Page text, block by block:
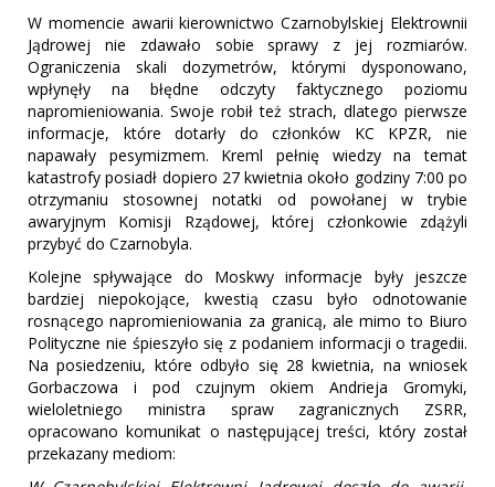
W momencie awarii kierownictwo Czarnobylskiej Elektrownii
Jądrowej nie zdawało sobie sprawy z jej rozmiarów.
Ograniczenia skali dozymetrów, którymi dysponowano,
wpłynęły na błędne odczyty faktycznego poziomu
napromieniowania. Swoje robił też strach, dlatego pierwsze
informacje, które dotarły do członków KC KPZR, nie
napawały pesymizmem. Kreml pełnię wiedzy na temat
katastrofy posiadł dopiero 27 kwietnia około godziny 7:00 po
otrzymaniu stosownej notatki od powołanej w trybie
awaryjnym Komisji Rządowej, której członkowie zdążyli
przybyć do Czarnobyla.
Kolejne spływające do Moskwy informacje były jeszcze
bardziej niepokojące, kwestią czasu było odnotowanie
rosnącego napromieniowania za granicą, ale mimo to Biuro
Polityczne nie śpieszyło się z podaniem informacji o tragedii.
Na posiedzeniu, które odbyło się 28 kwietnia, na wniosek
Gorbaczowa i pod czujnym okiem Andrieja Gromyki,
wieloletniego ministra spraw zagranicznych ZSRR,
opracowano komunikat o następującej treści, który został
przekazany mediom: